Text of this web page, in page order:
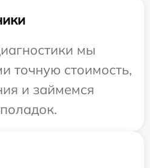
мы
точную стоимость,
и займемся